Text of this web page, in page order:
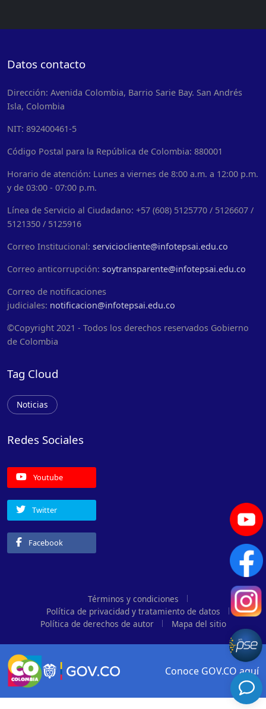
Datos contacto
Dirección: Avenida Colombia, Barrio Sarie Bay. San Andrés
Isla, Colombia
NIT: 892400461-5
Código Postal para la República de Colombia: 880001
Horario de atención: Lunes a viernes de 8:00 a.m. a 12:00 p.m.
y de 03:00 - 07:00 p.m.
Línea de Servicio al Ciudadano: +57 (608) 5125770 / 5126607 /
5121350 / 5125916
Correo Institucional: serviciocliente@infotepsai.edu.co
Correo anticorrupción: soytransparente@infotepsai.edu.co
Correo de notificaciones
judiciales: notificacion@infotepsai.edu.co
©Copyright 2021 - Todos los derechos reservados Gobierno
de Colombia
Tag Cloud
Noticias
Redes Sociales
Youtube
Twitter
Facebook
Términos y condiciones
Política de privacidad y tratamiento de datos
Política de derechos de autor
Mapa del sitio
Logo marca Colombia
Conoce GOV.CO aquí